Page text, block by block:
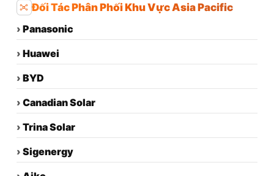
Đối Tác Phân Phối Khu Vực Asia Pacific
› Panasonic
› Huawei
› BYD
› Canadian Solar
› Trina Solar
› Sigenergy